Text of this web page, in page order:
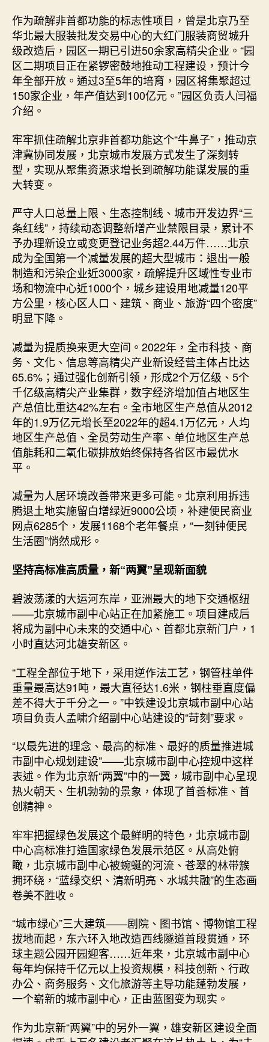
展）
_
中
国
发
展
门
－
国
家
门
户〉
作为疏解非首都功能的标志性项目，曾是北京乃至
华北最大服装批发交易中心的大红门服装商贸城升
级改造后，园区一期已引进50余家高精尖企业。“园
区二期项目正在紧锣密鼓地推动工程建设，预计今
年全部开放。通过3至5年的培育，园区将集聚超过
150家企业，年产值达到100亿元。”园区负责人闫福
介绍。
牢牢抓住疏解北京非首都功能这个“牛鼻子”，推动京
津冀协同发展，北京城市发展方式发生了深刻转
型，实现从聚集资源求增长到疏解功能谋发展的重
大转变。
严守人口总量上限、生态控制线、城市开发边界“三
条红线”，持续动态调整新增产业禁限目录，累计不
予办理新设立或变更登记业务超2.44万件……北京
成为全国第一个减量发展的超大型城市：退出一般
制造和污染企业近3000家，疏解提升区域性专业市
场和物流中心近1000个，城乡建设用地减量120平
方公里，核心区人口、建筑、商业、旅游“四个密度”
明显下降。
减量为提质换来更大空间。2022年，全市科技、商
务、文化、信息等高精尖产业新设经营主体占比达
65.6%；通过强化创新引领，形成2个万亿级、5个
千亿级高精尖产业集群，数字经济增加值占地区生
产总值比重达42%左右。全市地区生产总值从2012
年的1.9万亿元增长至2022年的超4.1万亿元，人均
地区生产总值、全员劳动生产率、单位地区生产总
值能耗和二氧化碳排放始终保持各省区市最优水
平。
减量为人居环境改善带来更多可能。北京利用拆违
腾退土地实施留白增绿近9000公顷，补建便民商业
网点6285个，发展1168个老年餐桌，“一刻钟便民
生活圈”悄然成形。
坚持高标准高质量，新“两翼”呈现新面貌
碧波荡漾的大运河东岸，亚洲最大的地下交通枢纽
——北京城市副中心站正在加紧施工。项目建成后
将成为副中心未来的交通中心、首都北京新门户，1
小时直达河北雄安新区。
“工程全部位于地下，采用逆作法工艺，钢管柱单件
重量最高达91吨，最大直径达1.6米，钢柱垂直度偏
差不得大于千分之一。”中铁建设北京城市副中心站
项目负责人孟啸介绍副中心站建设的“苛刻”要求。
“以最先进的理念、最高的标准、最好的质量推进城
市副中心规划建设”——北京城市副中心控规中这样
表述。作为北京新“两翼”中的一翼，城市副中心呈现
热火朝天、生机勃勃的景象，体现了首善标准、首
创精神。
牢牢把握绿色发展这个最鲜明的特色，北京城市副
中心高标准打造国家绿色发展示范区。从高处俯
瞰，北京城市副中心被蜿蜒的河流、苍翠的林带簇
拥环绕，“蓝绿交织、清新明亮、水城共融”的生态画
卷美不胜收。
“城市绿心”三大建筑——剧院、图书馆、博物馆工程
拔地而起，东六环入地改造西线隧道首段贯通，环
球主题公园开园迎客……近年来，北京城市副中心
每年均保持千亿元以上投资规模，科技创新、行政
办公、商务服务、文化旅游等主导功能蓬勃发展，
一个崭新的城市副中心，正由蓝图变为现实。
作为北京新“两翼”中的另外一翼，雄安新区建设全面